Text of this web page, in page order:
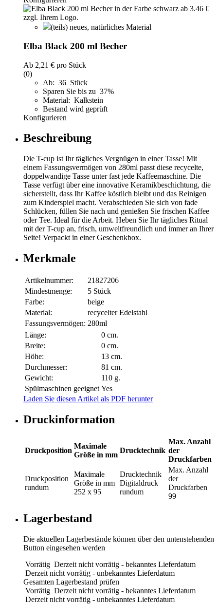
(teils) neues, natürliches Material
Elba Black 200 ml Becher
Ab 2,21 € pro Stück
(0)
Ab: 36 Stück
Sparen Sie bis zu 37%
Material: Kalkstein
Bestand wird geprüft
Konfigurieren
Beschreibung
Die T-cup ist Ihr tägliches Vergnügen in einer Tasse! Mit
einem Fassungsvermögen von 280ml passt diese recycelte,
doppelwandige Tasse unter fast jede Kaffeemaschine. Die
Tasse verfügt über eine innovative Keramikbeschichtung, die
sicherstellt, dass Ihr Kaffee köstlich bleibt und das Reinigen
zum Kinderspiel macht. Verabschieden Sie sich von fade
Schlücken, füllen Sie nach und genießen Sie frischen Kaffee
oder Tee. Ideal für die Arbeit. Heben Sie Ihr tägliches Ritual
mit der T-cup an, frisch, umweltfreundlich und immer an Ihrer
Seite! Verpackt in einer Geschenkbox.
Merkmale
Artikelnummer:
21827206
Mindestmenge:
5 Stück
Farbe:
beige
Material:
recycelter Edelstahl
Fassungsvermögen: 280ml
Länge:
0 cm.
Breite:
0 cm.
Höhe:
13 cm.
Durchmesser:
81 cm.
Gewicht:
110 g.
Spülmaschinen geeignet Yes
Laden Sie diesen Artikel als PDF herunter
Druckinformation
Druckposition
Maximale
Größe in mm
Drucktechnik
Max. Anzahl
der
Druckfarben
Druckposition
rundum
Maximale
Größe in mm
252 x 95
Drucktechnik
Digitaldruck
rundum
Max. Anzahl
der
Druckfarben
99
Lagerbestand
Die aktuellen Lagerbestände können über den untenstehenden
Button eingesehen werden
Vorrätig Derzeit nicht vorrätig - bekanntes Lieferdatum
Derzeit nicht vorrätig - unbekanntes Lieferdatum
Gesamten Lagerbestand prüfen
Vorrätig Derzeit nicht vorrätig - bekanntes Lieferdatum
Derzeit nicht vorrätig - unbekanntes Lieferdatum